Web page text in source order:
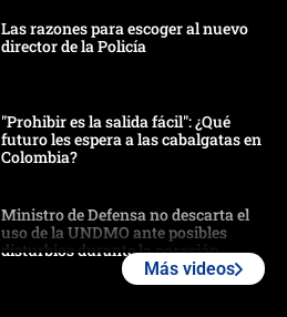
Las razones para escoger al nuevo
director de la Policía
"Prohibir es la salida fácil": ¿Qué
futuro les espera a las cabalgatas en
Colombia?
Ministro de Defensa no descarta el
uso de la UNDMO ante posibles
disturbios durante la posesión
Más videos